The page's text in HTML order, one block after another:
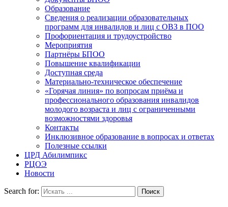
Образование
Сведения о реализации образовательных
программ для инвалидов и лиц с ОВЗ в ПОО
Профориентация и трудоустройство
Мероприятия
Партнёры БПОО
Повышение квалификации
Доступная среда
Материально-техническое обеспечение
«Горячая линия» по вопросам приёма и
профессионального образования инвалидов
молодого возраста и лиц с ограниченными
возможностями здоровья
Контакты
Инклюзивное образование в вопросах и ответах
Полезные ссылки
ЦРД Абилимпикс
РЦОЭ
Новости
Search for: